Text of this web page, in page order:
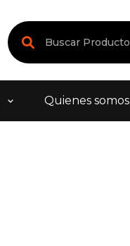
Quienes somos